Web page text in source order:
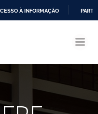
À INFORMAÇÃO